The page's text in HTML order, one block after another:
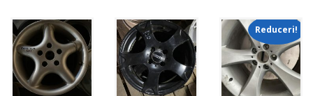
Reduceri!